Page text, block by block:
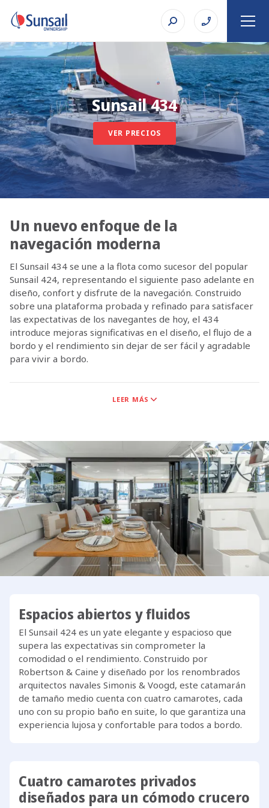
Sunsail 434
VER PRECIOS
Un nuevo enfoque de la
navegación moderna
El Sunsail 434 se une a la flota como sucesor del popular
Sunsail 424, representando el siguiente paso adelante en
diseño, confort y disfrute de la navegación. Construido
sobre una plataforma probada y refinado para satisfacer
las expectativas de los navegantes de hoy, el 434
introduce mejoras significativas en el diseño, el flujo de a
bordo y el rendimiento sin dejar de ser fácil y agradable
para vivir a bordo.
Sunsail 434 está configurado para apoyar las experiencias
fomenta el tiempo juntos, tanto en cubierta como abajo.
El Sunsail 434 es el resultado de la estrecha colaboración
entre navegantes experimentados, el constructor
Robertson & Caine y los arquitectos navales Simonis &
Voogd. El resultado es un catamarán de vela completo que
ofrece comodidad a bordo y confianza a vela. Ya sea en el
mar o en un tranquilo fondeadero, el Sunsail 434 ofrece
una experiencia relajada que permite a la tripulación
centrarse en el placer de navegar.
LEER MÁS
Espacios abiertos y fluidos
El Sunsail 424 es un yate elegante y espacioso que
supera las expectativas sin comprometer la
comodidad o el rendimiento. Construido por
Robertson & Caine y diseñado por los renombrados
arquitectos navales Simonis & Voogd, este catamarán
de tamaño medio cuenta con cuatro camarotes, cada
uno con su propio baño en suite, lo que garantiza una
experiencia lujosa y confortable para todos a bordo.
Cuatro camarotes privados
diseñados para un cómodo crucero